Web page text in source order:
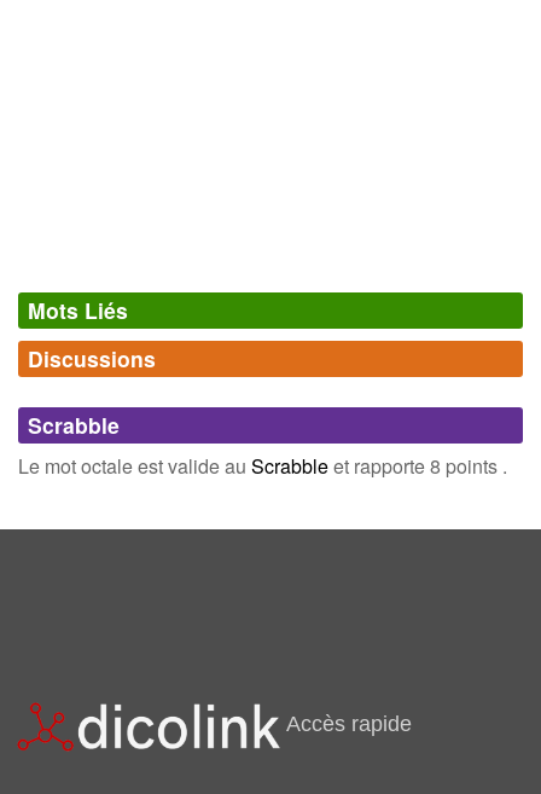
Mots Liés
Synonymes(0)
Mots avec la même signification
Mots liés par leur sémantique
Discussions
Connectez-vous inscrivez-vous
Scrabble
Le mot octale est valide au Scrabbleet rapporte 8 points .
Accès rapide